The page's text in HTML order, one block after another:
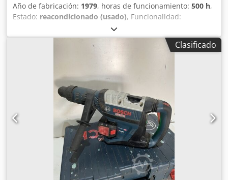
Año de fabricación: 1979, horas de funcionamiento: 500 h,
Estado: reacondicionado (usado), Funcionalidad:
, número de máquina/vehículo:
Máquina robusta y fiable Höller Bosch BMA para sellado
de bolsas de cuatro lados. Rendimiento de 10 a 40 bolsas
por minuto. Revisión completa en 2022, que incluye una
electrónica totalmente nueva y la adaptación a un sistema
de servomotor. Incluye unidad dosificadora de tipo tornillo
sin fin. Crodpfsizag Tox Adqef
Clasificado